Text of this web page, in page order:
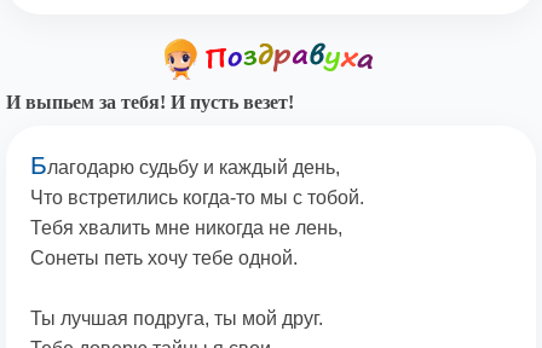
И выпьем за тебя! И пусть везет!
Благодарю судьбу и каждый день,
Что встретились когда-то мы с тобой.
Тебя хвалить мне никогда не лень,
Сонеты петь хочу тебе одной.
Ты лучшая подруга, ты мой друг.